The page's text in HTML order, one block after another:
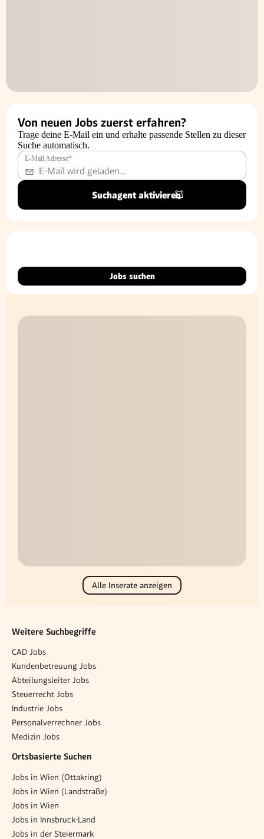
Von neuen Jobs zuerst erfahren?
Trage deine E-Mail ein und erhalte passende Stellen zu dieser
Suche automatisch.
E-Mail Adresse*
Suchagent aktivieren
Jobs suchen
Alle Inserate anzeigen
Weitere Suchbegriffe
CAD Jobs
Kundenbetreuung Jobs
Abteilungsleiter Jobs
Steuerrecht Jobs
Industrie Jobs
Personalverrechner Jobs
Medizin Jobs
Ortsbasierte Suchen
Jobs in Wien (Ottakring)
Jobs in Wien (Landstraße)
Jobs in Wien
Jobs in Innsbruck-Land
Jobs in der Steiermark